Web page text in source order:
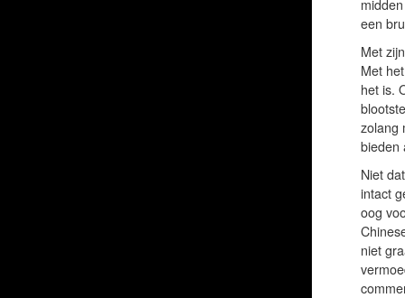
een
Met
Met
het is.
zolang
bieden
Niet
intact
oog
niet